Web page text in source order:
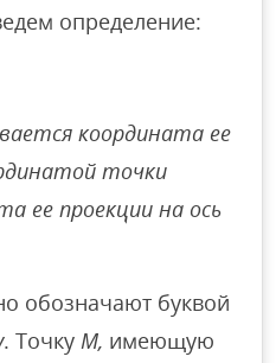
определение:
координата ее
точки
ее проекции на ось
обозначают буквой
. ТочкуМ, имеющую